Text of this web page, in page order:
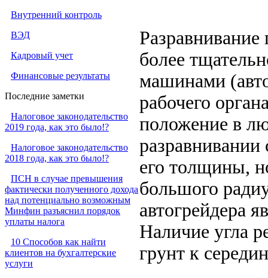
Внутренний контроль
ВЭД
Кадровый учет
Финансовые результаты
Последние заметки
Налоговое законодательство
2019 года, как это было!?
Налоговое законодательство
2018 года, как это было!?
ПСН в случае превышения
фактически полученного дохода
над потенциально возможным
Минфин разъяснил порядок
уплаты налога
10 Способов как найти
клиентов на бухгалтерские
услуги
Разравнивание
более
машинами
рабочего
положение в
разравнивании
его толщины,
большого
автогрейдера
Наличие угла
грунт к